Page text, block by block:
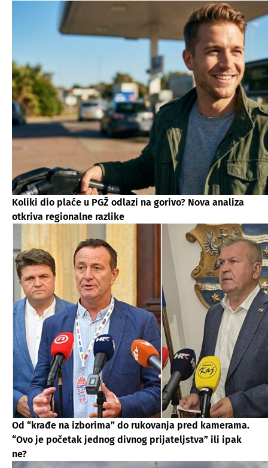
Koliki dio plaće u PGŽ odlazi na gorivo? Nova analiza
otkriva regionalne razlike​
Od “krađe na izborima” do rukovanja pred kamerama.
“Ovo je početak jednog divnog prijateljstva” ili ipak
ne?